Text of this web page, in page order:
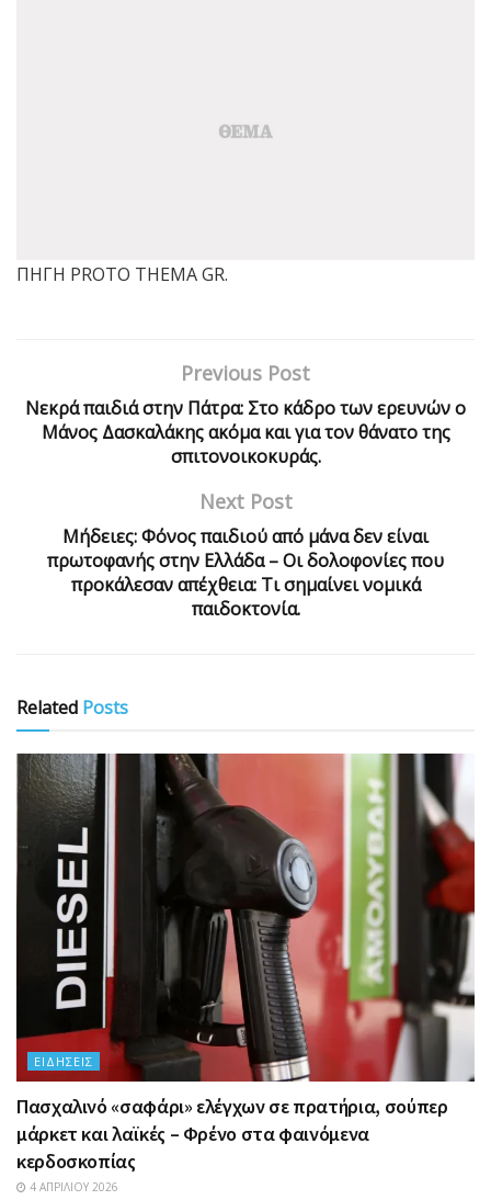
ΠΗΓΗ PROTO THEMA GR.
Previous Post
Νεκρά παιδιά στην Πάτρα: Στο κάδρο των ερευνών ο
Μάνος Δασκαλάκης ακόμα και για τον θάνατο της
σπιτονοικοκυράς.
Next Post
Μήδειες: Φόνος παιδιού από μάνα δεν είναι
πρωτοφανής στην Ελλάδα – Οι δολοφονίες που
προκάλεσαν απέχθεια: Τι σημαίνει νομικά
παιδοκτονία.
Related Posts
ΕΙΔΉΣΕΙΣ
Πασχαλινό «σαφάρι» ελέγχων σε πρατήρια, σούπερ
μάρκετ και λαϊκές – Φρένο στα φαινόμενα
κερδοσκοπίας
4 ΑΠΡΙΛΊΟΥ 2026